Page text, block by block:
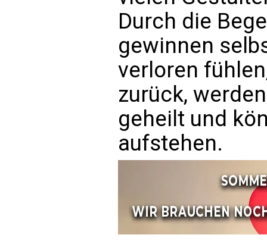
Durch die
gewinnen
verloren
zurück,
geheilt und
aufstehen.